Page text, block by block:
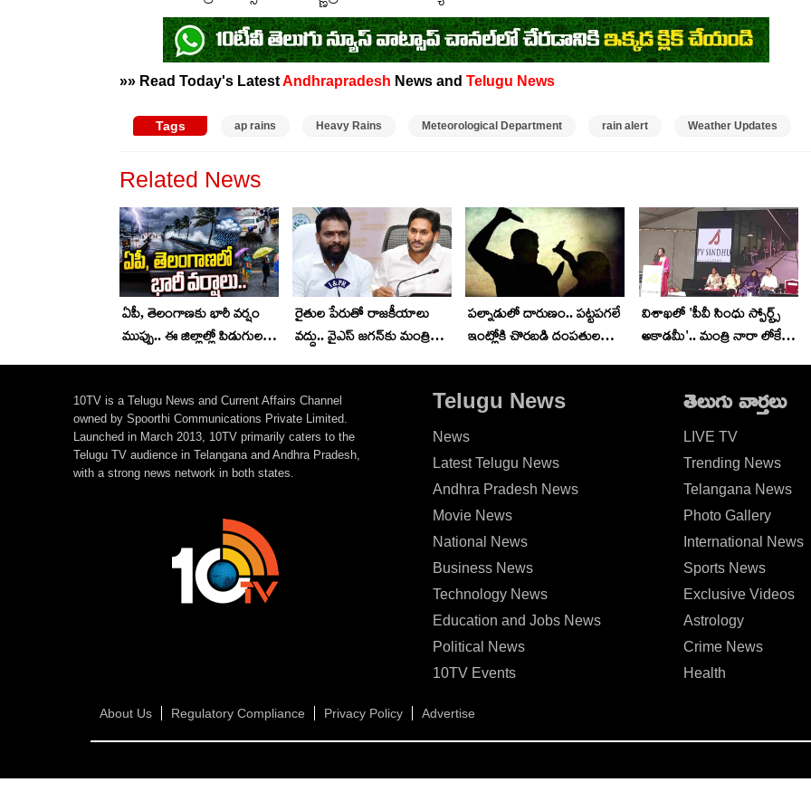
»» Read Today's LatestAndhrapradesh News and Telugu News
Tags ap rains Heavy Rains Meteorological Department rain alert Weather Updates
Related News
ఏపీ, తెలంగాణకు భారీ వర్షం
ముప్పు.. ఈ జిల్లాల్లో పిడుగులతో
రైతుల పేరుతో రాజకీయాలు
వద్దు.. వైఎస్ జగన్‌కు మంత్రి
పల్నాడులో దారుణం.. పట్టపగలే
ఇంట్లోకి చొరబడి దంపతులపై
విశాఖలో 'పీవీ సింధు స్పోర్ట్స్
అకాడమీ'.. మంత్రి నారా లోకేశ్
10TV is a Telugu News and Current Affairs Channel
owned by Spoorthi Communications Private Limited.
Launched in March 2013, 10TV primarily caters to the
Telugu TV audience in Telangana and Andhra Pradesh,
with a strong news network in both states.
Telugu News
News
Latest Telugu News
Andhra Pradesh News
Movie News
National News
Business News
Technology News
Education and Jobs News
Political News
10TV Events
తెలుగు వార్తలు
LIVE TV
Trending News
Telangana News
Photo Gallery
International News
Sports News
Exclusive Videos
Astrology
Crime News
Health
About Us Regulatory Compliance Privacy Policy Advertise